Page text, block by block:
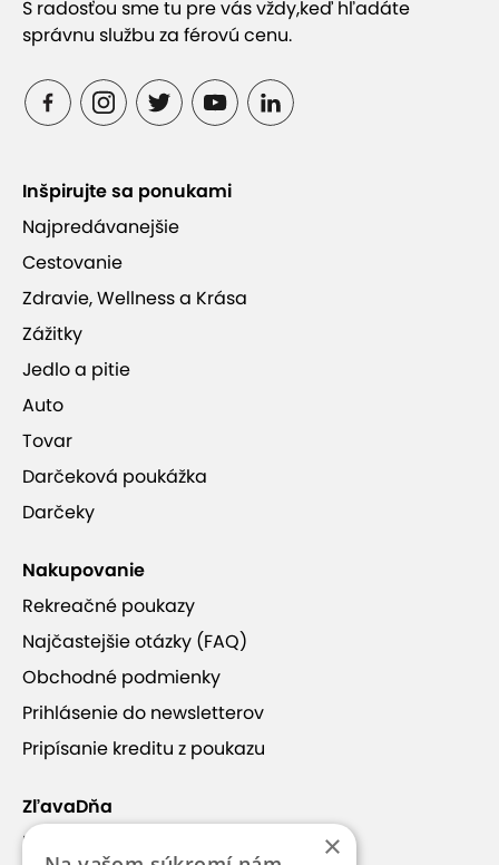
S radosťou sme tu pre vás vždy,keď hľadáte
správnu službu za férovú cenu.
Inšpirujte sa ponukami
Najpredávanejšie
Cestovanie
Zdravie, Wellness a Krása
Zážitky
Jedlo a pitie
Auto
Tovar
Darčeková poukážka
Darčeky
Nakupovanie
Rekreačné poukazy
Najčastejšie otázky (FAQ)
Obchodné podmienky
Prihlásenie do newsletterov
Pripísanie kreditu z poukazu
ZľavaDňa
Náš príbeh
×